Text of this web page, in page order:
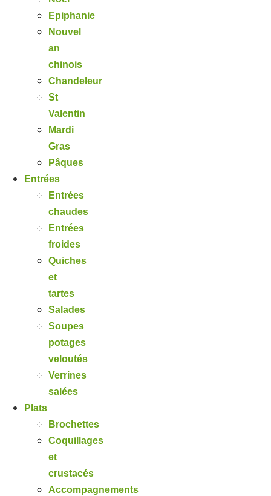
Epiphanie
Nouvel
an
chinois
Chandeleur
St
Valentin
Mardi
Gras
Pâques
Entrées
Entrées
chaudes
Entrées
froides
Quiches
et
tartes
Salades
Soupes
potages
veloutés
Verrines
salées
Plats
Brochettes
Coquillages
et
crustacés
Accompagnements